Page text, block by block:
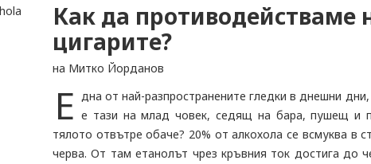
Как да противодействаме
цигарите?
на Митко Йорданов
Е дна от най-разпространените гледки в днешни
е тази на млад човек, седящ на бара, пушещ и
тялото отвътре обаче? 20% от алкохола се всмуква в
черва. От там етанолът чрез кръвния ток достига до